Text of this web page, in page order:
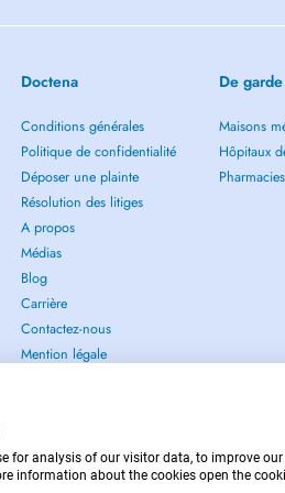
Doctena
Conditions générales
Politique de confidentialité
Déposer une plainte
Résolution des litiges
A propos
Médias
Blog
Carrière
Contactez-nous
Mention légale
De garde
Maisons
Hôpitaux
POUR LES URGENCES, CONSULTEZ :
for analysis of our visitor data, to improve
information about the cookies open the